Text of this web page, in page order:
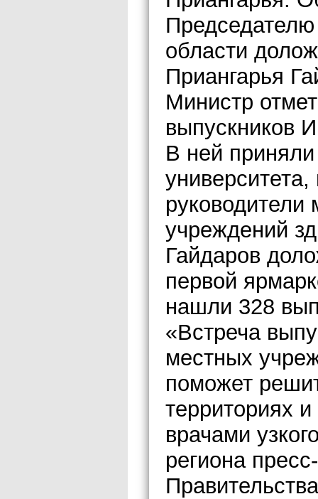
Председателю
области
Приангарья
Министр
выпускников
В ней приняли
учреждений
Гайдаров
первой
нашли 328
«Встреча
местных
поможет
территориях
врачами
региона